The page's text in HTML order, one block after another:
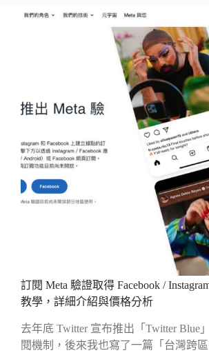
訂閱 Meta 驗證取得 Facebook /
教學，詳細介紹與價格分析
去年底 Twitter 宣布推出「Twitter Blue
閱機制，後來我也寫了一篇「台灣跨